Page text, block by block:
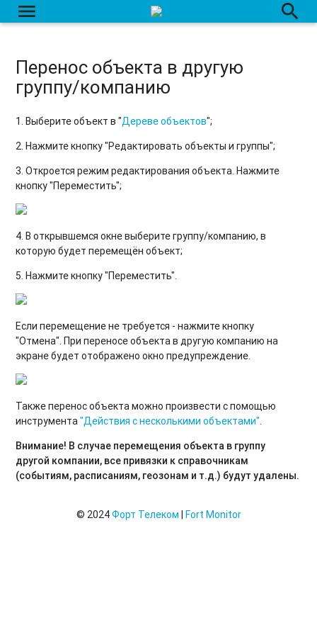
menu
Вкладка "Датчики"
Сырые данные
Датчики: Создание / Редактирование / Удаление.
Перенос данных с одного объекта на другой
search
Перенос объекта в другую
группу/компанию
1. Выберите объект в "Дереве объектов";
2. Нажмите кнопку "Редактировать объекты и группы";
3. Откроется режим редактирования объекта. Нажмите
кнопку "Переместить";
4. В открывшемся окне выберите группу/компанию, в
которую будет перемещён объект;
5. Нажмите кнопку "Переместить".
Если перемещение не требуется - нажмите кнопку
"Отмена". При переносе объекта в другую компанию на
экране будет отображено окно предупреждение.
Также перенос объекта можно произвести с помощью
инструмента"Действия с несколькими объектами".
Внимание! В случае перемещения объекта в группу
другой компании, все привязки к справочникам
(событиям, расписаниям, геозонам и т.д.) будут удалены.
© 2024Форт Телеком | Fort Monitor